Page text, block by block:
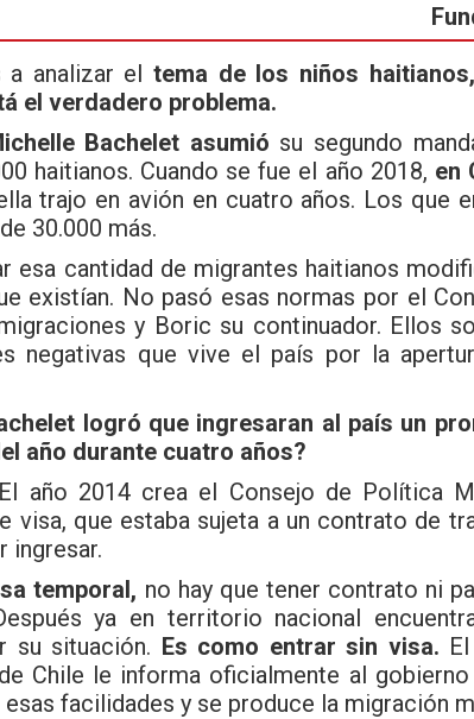
s
A
p
p
a analizar eltema de los niños
el verdadero problema.
Bachelet asumió su segundo
haitianos. Cuando se fue el año 2018, en
trajo en avión en cuatro años. Los que
30.000 más.
esa cantidad de migrantes haitianos
existían. No pasó esas normas por el
y Boric su continuador. Ellos
negativas que vive el país por la
logró que ingresaran al país un
año durante cuatro años?
año 2014 crea el Consejo de Política
visa, que estaba sujeta a un contrato de
ingresar.
temporal, no hay que tener contrato ni
ya en territorio nacional
su situación. Es como entrar sin visa.
Chile le informa oficialmente al
facilidades y se produce la migración